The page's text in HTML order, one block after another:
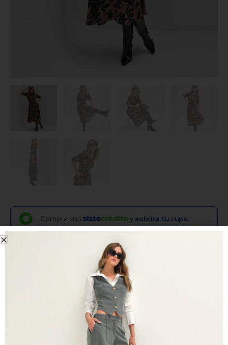
Compra con y solicita tu cupo.
Vestido cuello redondo midi flores
Vestido midi estampado, cuello redondo, manga 3/4 con
elástico en el puño y acabado tipo globo. Con corte a la
altura de la cintura. Tiene bolsillos laterales. Prenda para
clima caliente o frío ya que su tela es fresca y suave.
Para uso formal e informal. Manufactura 100%